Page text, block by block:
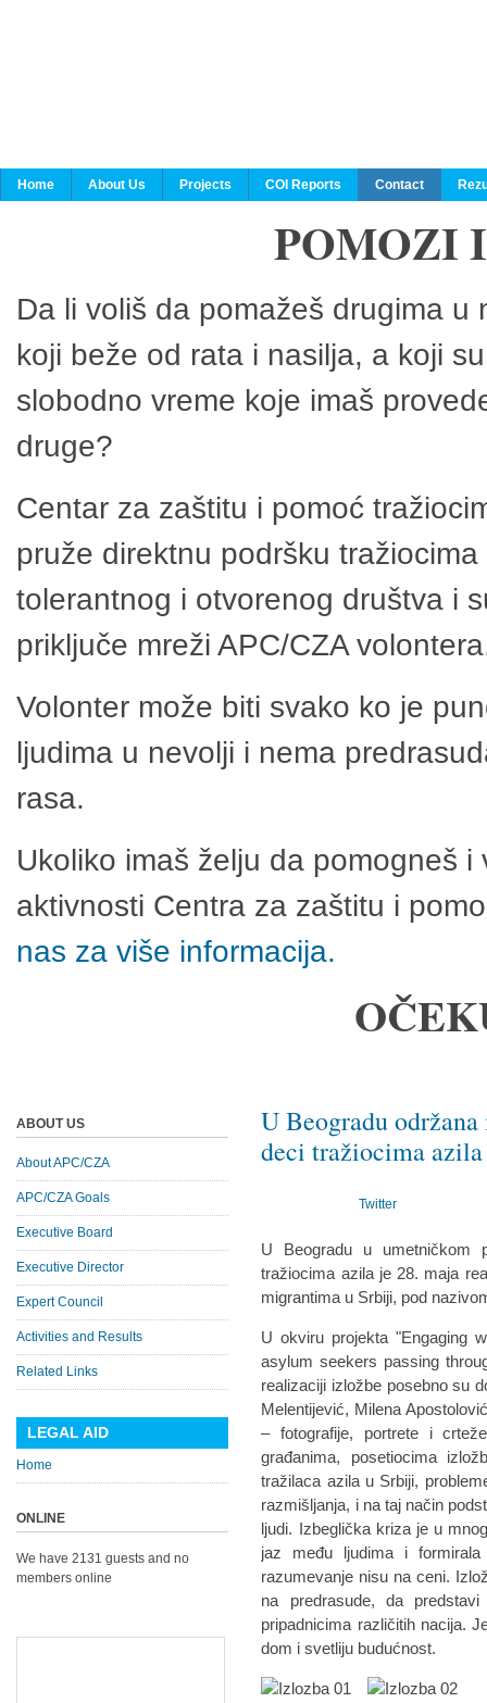
Home About Us Projects COI Reports Contact
POMOZI
Da li voliš da pomažeš drugima
koji beže od rata i nasilja, a koji
slobodno vreme koje imaš
druge?
Centar za zaštitu i pomoć
pruže direktnu podršku
tolerantnog i otvorenog društva i
priključe mreži APC/CZA
Volonter može biti svako ko je
ljudima u nevolji i nema
rasa.
Ukoliko imaš želju da pomogneš
aktivnosti Centra za zaštitu i
nas za više informacija.
U Beogradu
deci tražiocima
Twitter
U Beogradu u umetničkom
tražiocima azila je 28. maja
migrantima u Srbiji, pod
U okviru projekta "Engaging
asylum seekers passing
realizaciji izložbe posebno su
Melentijević, Milena
– fotografije, portrete i
građanima, posetiocima
tražilaca azila u Srbiji,
razmišljanja, i na taj način
ljudi. Izbeglička kriza je u
jaz među ljudima i
razumevanje nisu na ceni.
na predrasude, da
pripadnicima različitih nacija.
dom i svetliju budućnost.
ABOUT US
About APC/CZA
APC/CZA Goals
Executive Board
Executive Director
Expert Council
Activities and Results
Related Links
LEGAL AID
Home
ONLINE
We have 2131 guests and no
members online